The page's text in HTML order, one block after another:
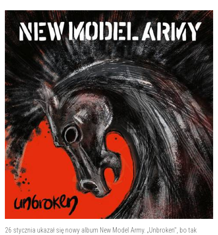
26 stycznia ukazał się nowy album New Model Army. „Unbroken", bo tak